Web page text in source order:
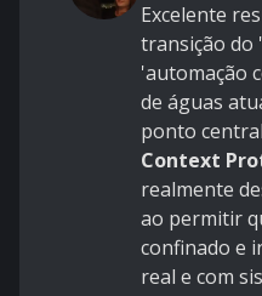
Excelente
transição do
'automação
de águas
ponto
Context
realmente
ao permitir
confinado e
real e com